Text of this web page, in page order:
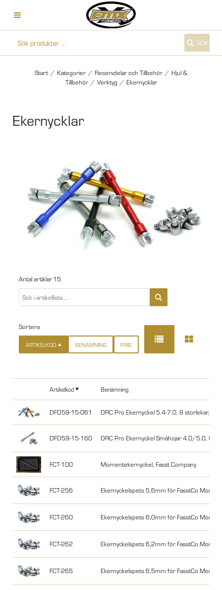
SÖK
Start / Kategorier / Reservdelar och Tillbehör / Hjul &
Tillbehör / Verktyg / Ekernycklar
Ekernycklar
Antal artiklar15
Sortera
ARTIKELKOD BENÄMNING PRIS
Artikelkod Benämning
DFD59-15-061 DRC Pro Ekernyckel 5.4-7.0, 8 storlekar, Röd
DFD59-15-160 DRC Pro Ekernyckel Småhojar 4.0/5.0, 8
FCT-100 Momentekernyckel, Fasst Company
FCT-256 Ekernyckelspets 5,6mm för FasstCo
FCT-260 Ekernyckelspets 6,0mm för FasstCo
FCT-262 Ekernyckelspets 6,2mm för FasstCo
FCT-265 Ekernyckelspets 6,5mm för FasstCo